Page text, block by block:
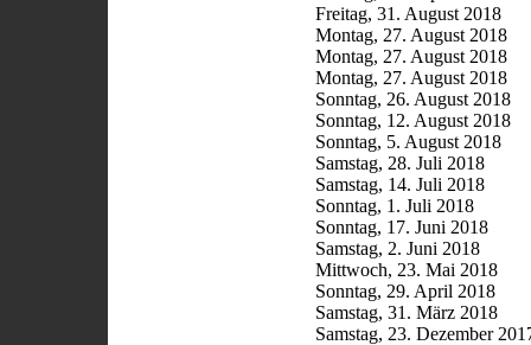
Freitag, 31. August 2018
Montag, 27. August 2018
Montag, 27. August 2018
Montag, 27. August 2018
Sonntag, 26. August 2018
Sonntag, 12. August 2018
Sonntag, 5. August 2018
Samstag, 28. Juli 2018
Samstag, 14. Juli 2018
Sonntag, 1. Juli 2018
Sonntag, 17. Juni 2018
Samstag, 2. Juni 2018
Mittwoch, 23. Mai 2018
Sonntag, 29. April 2018
Samstag, 31. März 2018
Samstag, 23. Dezember